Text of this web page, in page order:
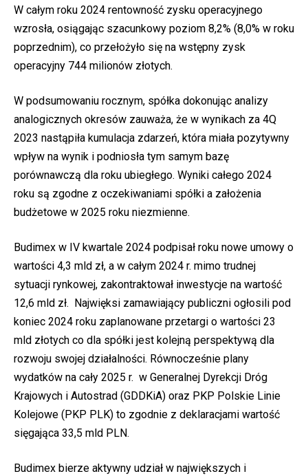
W całym roku 2024 rentowność zysku operacyjnego
‎wzrosła, osiągając szacunkowy poziom 8,2% (8,0% w roku
poprzednim), ‎co przełożyło się na wstępny zysk
operacyjny 744 milionów złotych. ‎
W podsumowaniu rocznym, spółka dokonując analizy
analogicznych ‎okresów zauważa, że w wynikach za 4Q
2023 nastąpiła kumulacja ‎zdarzeń, która miała pozytywny
wpływ na wynik i podniosła tym samym ‎bazę
porównawczą dla roku ubiegłego. Wyniki całego 2024
roku są ‎zgodne z oczekiwaniami spółki a założenia
budżetowe w 2025 roku ‎niezmienne. ‎
Budimex w IV kwartale 2024 podpisał roku nowe umowy o
wartości 4,3 ‎mld zł, a w całym 2024 r. mimo trudnej
sytuacji rynkowej, zakontraktował ‎inwestycje na wartość
12,6 mld zł. Najwięksi zamawiający publiczni ‎ogłosili pod
koniec 2024 roku zaplanowane przetargi o wartości 23
mld ‎złotych co dla spółki jest kolejną perspektywą dla
rozwoju swojej ‎działalności. Równocześnie plany
wydatków na cały 2025 r. w Generalnej ‎Dyrekcji Dróg
Krajowych i Autostrad (GDDKiA) oraz PKP ‎Polskie Linie
‎Kolejowe (PKP PLK) to ‎zgodnie z deklaracjami wartość
sięgająca 33,5 mld ‎PLN. ‎
Budimex bierze aktywny udział w największych i